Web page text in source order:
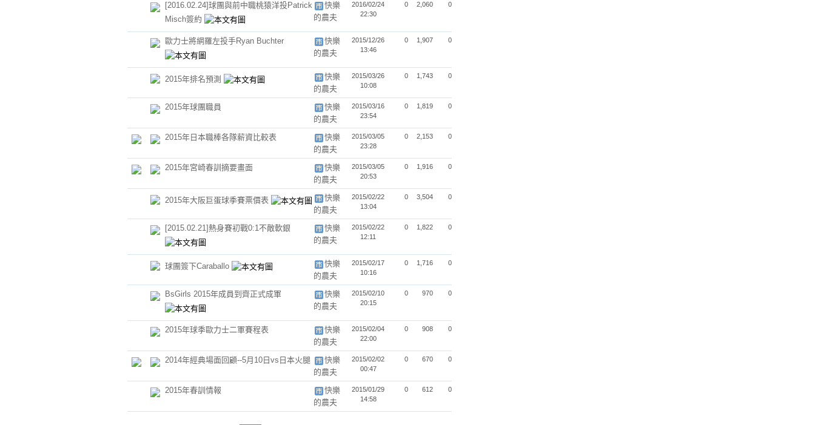
[2016.02.24]球團與前中職桃猿洋投Patrick
Misch簽約
快樂
的農夫
2016/02/24
22:30
0 2,060 0
歐力士將網羅左投手Ryan Buchter
快樂
的農夫
2015/12/26
13:46
0 1,907 0
2015年排名預測
快樂
的農夫
2015/03/26
10:08
0 1,743 0
2015年球團職員
快樂
的農夫
2015/03/16
23:54
0 1,819 0
2015年日本職棒各隊薪資比較表
快樂
的農夫
2015/03/05
23:28
0 2,153 0
2015年宮崎春訓摘要畫面
快樂
的農夫
2015/03/05
20:53
0 1,916 0
2015年大阪巨蛋球季賽票價表
快樂
的農夫
2015/02/22
13:04
0 3,504 0
[2015.02.21]熱身賽初戰0:1不敵軟銀
快樂
的農夫
2015/02/22
12:11
0 1,822 0
球團簽下Caraballo
快樂
的農夫
2015/02/17
10:16
0 1,716 0
BsGirls 2015年成員到齊正式成軍
快樂
的農夫
2015/02/10
20:15
0 970 0
2015年球季歐力士二軍賽程表
快樂
的農夫
2015/02/04
22:00
0 908 0
2014年經典場面回顧--5月10日vs日本火腿
快樂
的農夫
2015/02/02
00:47
0 670 0
2015年春訓情報
快樂
的農夫
2015/01/29
14:58
0 612 0